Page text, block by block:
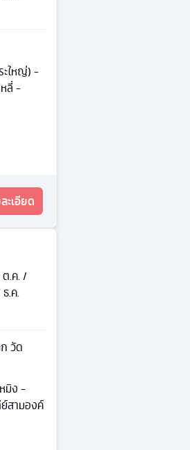
ะใหญ่) -
ลี่ -
ะเอียด
.ค. /
.ค.
วัด
มิง -
สามองค์